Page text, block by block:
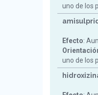
uno de los
Efecto:
uno de los